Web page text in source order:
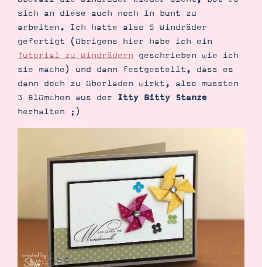
Angebote
Demonstrator werden
Blog
Gutscheine
Produkte erklärt
Über mich
Über Stampin’ Up!
Tipps & Tricks
Ordnungstipps
sich an diese auch noch in bunt zu
arbeiten. Ich hatte also 5 Windräder
gefertigt (übrigens hier habe ich ein
Tutorial zu Windrädern geschrieben wie ich
sie mache) und dann festgestellt, dass es
dann doch zu überladen wirkt, also mussten
3 Blümchen aus der Itty Bitty Stanze
herhalten ;)